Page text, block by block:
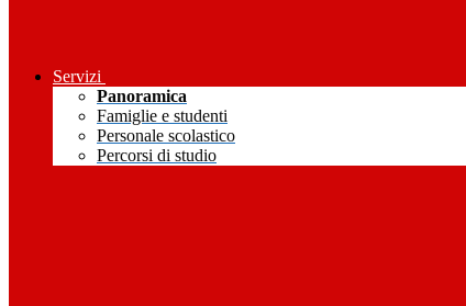
Servizi
Panoramica
Famiglie e studenti
Personale scolastico
Percorsi di studio